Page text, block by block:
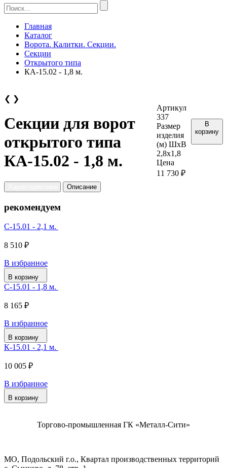
Главная
Каталог
Ворота. Калитки. Секции.
Секции
Открытого типа
КА-15.02 - 1,8 м.
❮ ❯
Секции для ворот
открытого типа
КА-15.02 - 1,8 м.
Артикул
337
Размер
изделия
(м) ШхВ
2,8х1,8
Цена
11 730 ₽
В
корзину
Описание
рекомендуем
С-15.01 - 2,1 м.
8 510 ₽
В избранное
В корзину
С-15.01 - 1,8 м.
8 165 ₽
В избранное
В корзину
К-15.01 - 2,1 м.
10 005 ₽
В избранное
В корзину
Торгово-промышленная ГК «Металл-Сити»
МО, Подольский г.о., Квартал производственных территорий